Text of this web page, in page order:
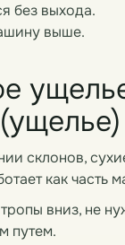
без выхода.
выше.
склонов,
как
вниз, не
путем.